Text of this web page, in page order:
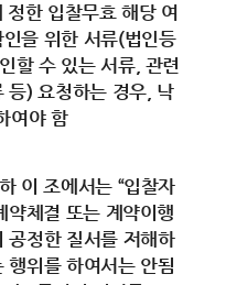
한 입찰무효 해당 여
을 위한 서류(법인등
할 수 있는 서류, 관련
등) 요청하는 경우, 낙
여야 함
이 조에서는 “입찰자
약체결 또는 계약이행
공정한 질서를 저해하
행위를 하여서는 안됨